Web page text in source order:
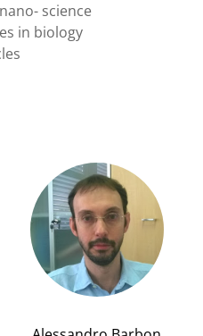
science
in biology